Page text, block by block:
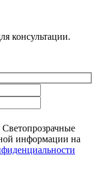
консультации.
информации на